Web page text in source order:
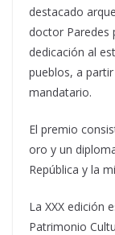
destacado
doctor Paredes
dedicación al
pueblos, a
mandatario.
El premio
oro y un
República y la
La XXX edición
Patrimonio